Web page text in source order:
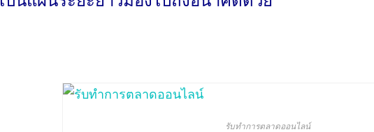
รับทำการตลาดออนไลน์